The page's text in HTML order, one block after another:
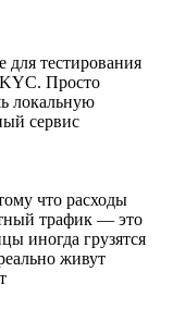
для тестирования
Просто
локальную
сервис
что расходы
трафик — это
иногда грузятся
живут